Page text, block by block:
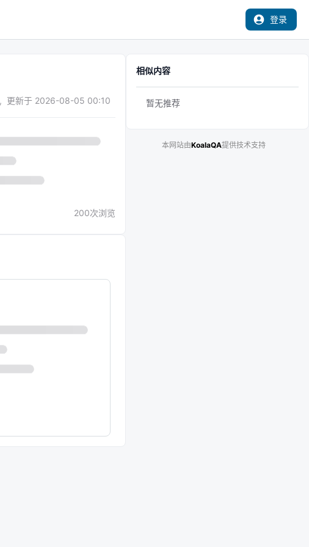
登录
, 更新于 2026-08-05 00:10
200次浏览
相似内容
暂无推荐
本网站由KoalaQA提供技术支持